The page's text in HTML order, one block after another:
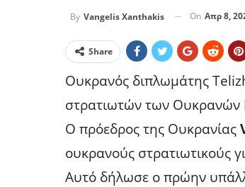
By Vangelis Xanthakis On Απρ 8,
Share
Ουκρανός διπλωμάτης
στρατιωτών των
Ο πρόεδρος της Ουκρανίας
ουκρανούς στρατιωτικούς
Αυτό δήλωσε ο πρώην